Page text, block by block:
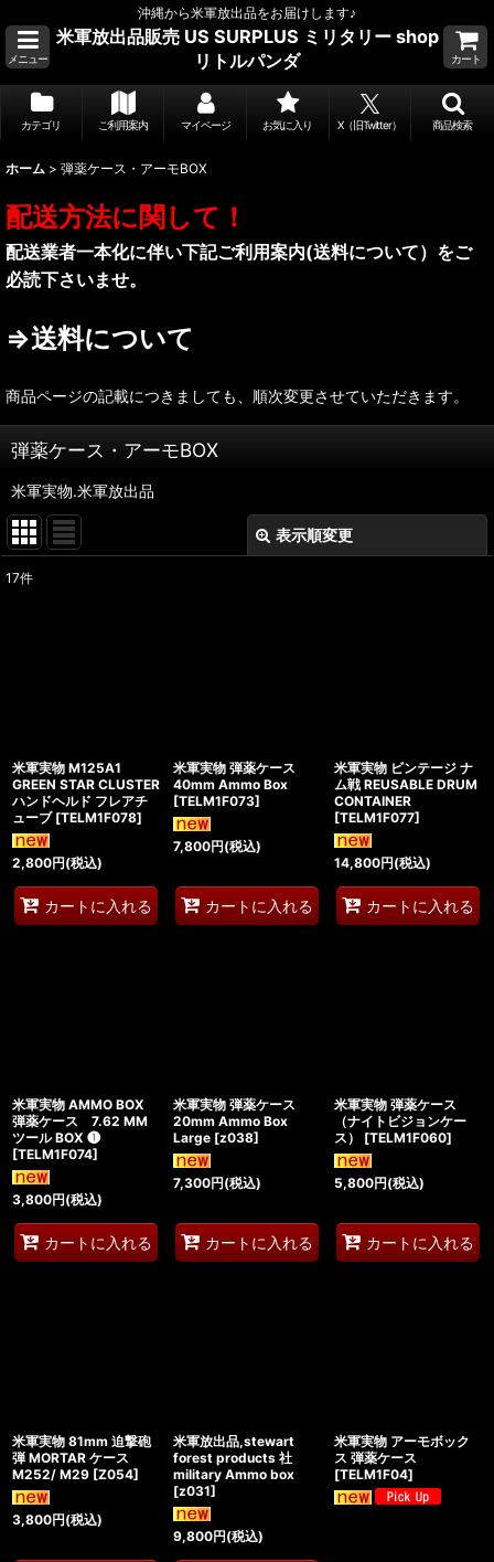
沖縄から米軍放出品をお届けします♪
メニュー
米軍放出品販売 US SURPLUS ミリタリー shop
リトルパンダ
カート
カテゴリ ご利用案内 マイページ お気に入り X（旧Twitter） 商品検索
ホーム > 弾薬ケース・アーモBOX
配送方法に関して！
配送業者一本化に伴い下記ご利用案内(送料について）をご
必読下さいませ。
⇒送料について
商品ページの記載につきましても、順次変更させていただきます。
弾薬ケース・アーモBOX
米軍実物.米軍放出品
表示順変更
絞り込む
17件
米軍実物 M125A1
GREEN STAR CLUSTER
ハンドヘルド フレアチ
ューブ [TELM1F078]
2,800円(税込)
カートに入れる
米軍実物 弾薬ケース
40mm Ammo Box
[TELM1F073]
7,800円(税込)
カートに入れる
米軍実物 ビンテージ ナ
ム戦 REUSABLE DRUM
CONTAINER
[TELM1F077]
14,800円(税込)
カートに入れる
米軍実物 AMMO BOX
弾薬ケース 7.62 MM
ツール BOX ❶
[TELM1F074]
3,800円(税込)
カートに入れる
米軍実物 弾薬ケース
20mm Ammo Box
Large [z038]
7,300円(税込)
カートに入れる
米軍実物 弾薬ケース
（ナイトビジョンケー
ス）
[TELM1F060]
5,800円(税込)
カートに入れる
米軍実物 81mm 迫撃砲
弾 MORTAR ケース
M252/ M29 [Z054]
3,800円(税込)
米軍放出品,stewart
forest products 社
military Ammo box
[z031]
9,800円(税込)
米軍実物 アーモボック
ス 弾薬ケース
[TELM1F04]